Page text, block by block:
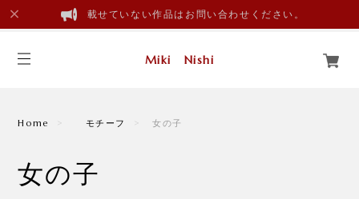
載せていない作品はお問い合わせください。
Miki Nishi
Home モチーフ 女の子
女の子